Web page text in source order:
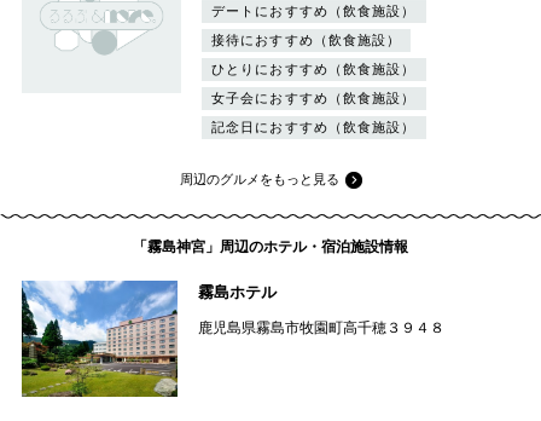
デートにおすすめ（飲食施設）
接待におすすめ（飲食施設）
ひとりにおすすめ（飲食施設）
女子会におすすめ（飲食施設）
記念日におすすめ（飲食施設）
周辺のグルメをもっと見る
「霧島神宮」周辺のホテル・宿泊施設情報
霧島ホテル
鹿児島県霧島市牧園町高千穂３９４８